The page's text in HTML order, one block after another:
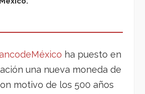
ha puesto en
una nueva moneda de
motivo de los 500 años